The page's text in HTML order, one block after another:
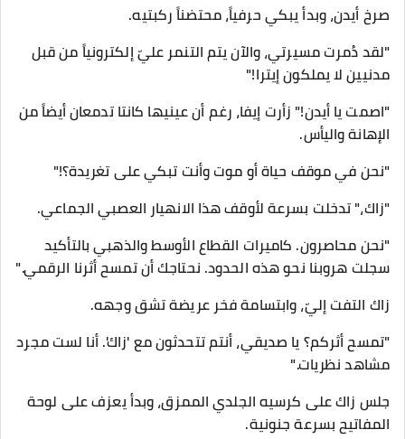
صرخ أيدن، وبدأ يبكي حرفياً، محتضناً ركبتيه.
"لقد دُمرت مسيرتي، والآن يتم التنمر عليّ إلكترونياً من قبل
مدنيين لا يملكون إيترا!"
​"اصمت يا أيدن!" زأرت إيفا، رغم أن عينيها كانتا تدمعان أيضاً من
الإهانة واليأس.
"نحن في موقف حياة أو موت وأنت تبكي على تغريدة؟!"
​"زاك،" تدخلت بسرعة لأوقف هذا الانهيار العصبي الجماعي.
"نحن محاصرون. كاميرات القطاع الأوسط والذهبي بالتأكيد
سجلت هروبنا نحو هذه الحدود. نحتاجك أن تمسح أثرنا الرقمي."
​زاك التفت إليّ، وابتسامة فخر عريضة تشق وجهه.
"تمسح أثركم؟ يا صديقي، أنتم تتحدثون مع 'زاك'. أنا لست مجرد
مشاهد نظريات."
​جلس زاك على كرسيه الجلدي الممزق، وبدأ يعزف على لوحة
المفاتيح بسرعة جنونية.